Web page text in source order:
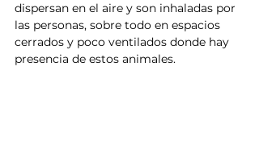
dispersan en el aire y son inhaladas por
las personas, sobre todo en espacios
cerrados y poco ventilados donde hay
presencia de estos animales.